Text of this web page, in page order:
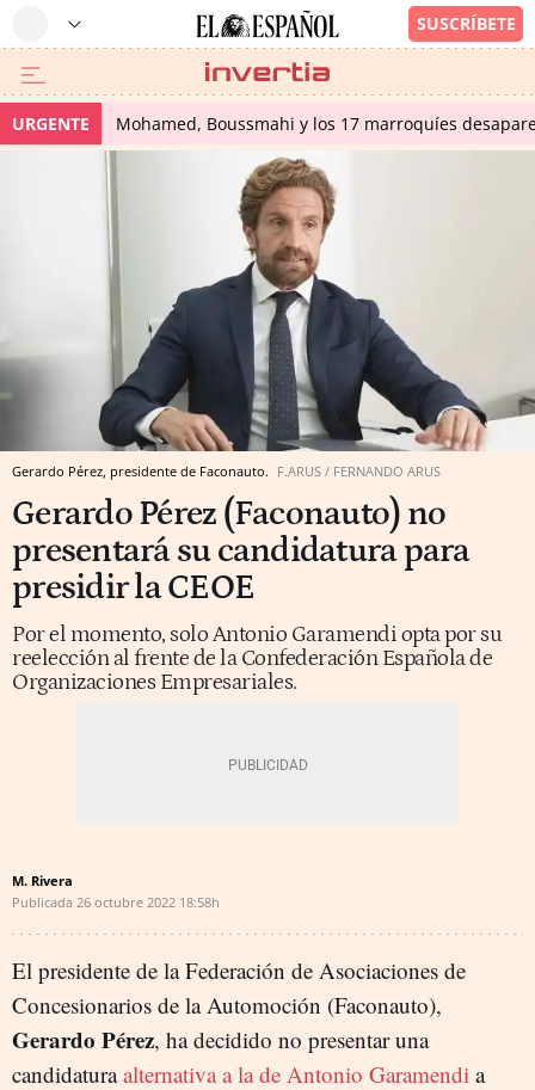
URGENTE Mohamed, Boussmahi y los 17 marroquíes
Gerardo Pérez, presidente de Faconauto. F.ARUS / FERNANDO ARUS
Gerardo Pérez (Faconauto) no
presentará su candidatura para
presidir la CEOE
Por el momento, solo Antonio Garamendi opta por su
reelección al frente de la Confederación Española de
Organizaciones Empresariales.
M. Rivera
Publicada 26 octubre 2022 18:58h
El presidente de la Federación de Asociaciones de
Concesionarios de la Automoción (Faconauto),
Gerardo Pérez, ha decidido no presentar una
candidaturaalternativa a la de Antonio Garamendi a